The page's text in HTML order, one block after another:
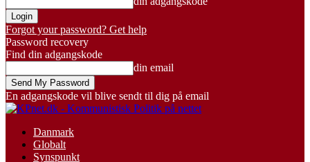
Forgot your password? Get help
Password recovery
Find din adgangskode
din email
En adgangskode vil blive sendt til dig på email
Danmark
Globalt
Synspunkt